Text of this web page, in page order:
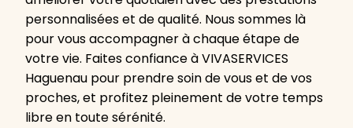
personnalisées et de qualité. Nous sommes là
pour vous accompagner à chaque étape de
votre vie. Faites confiance à VIVASERVICES
Haguenau pour prendre soin de vous et de vos
proches, et profitez pleinement de votre temps
libre en toute sérénité.